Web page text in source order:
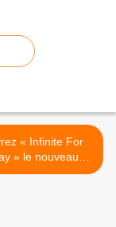
« Infinite For
» le nouveau
single d’Abel Romez ! >